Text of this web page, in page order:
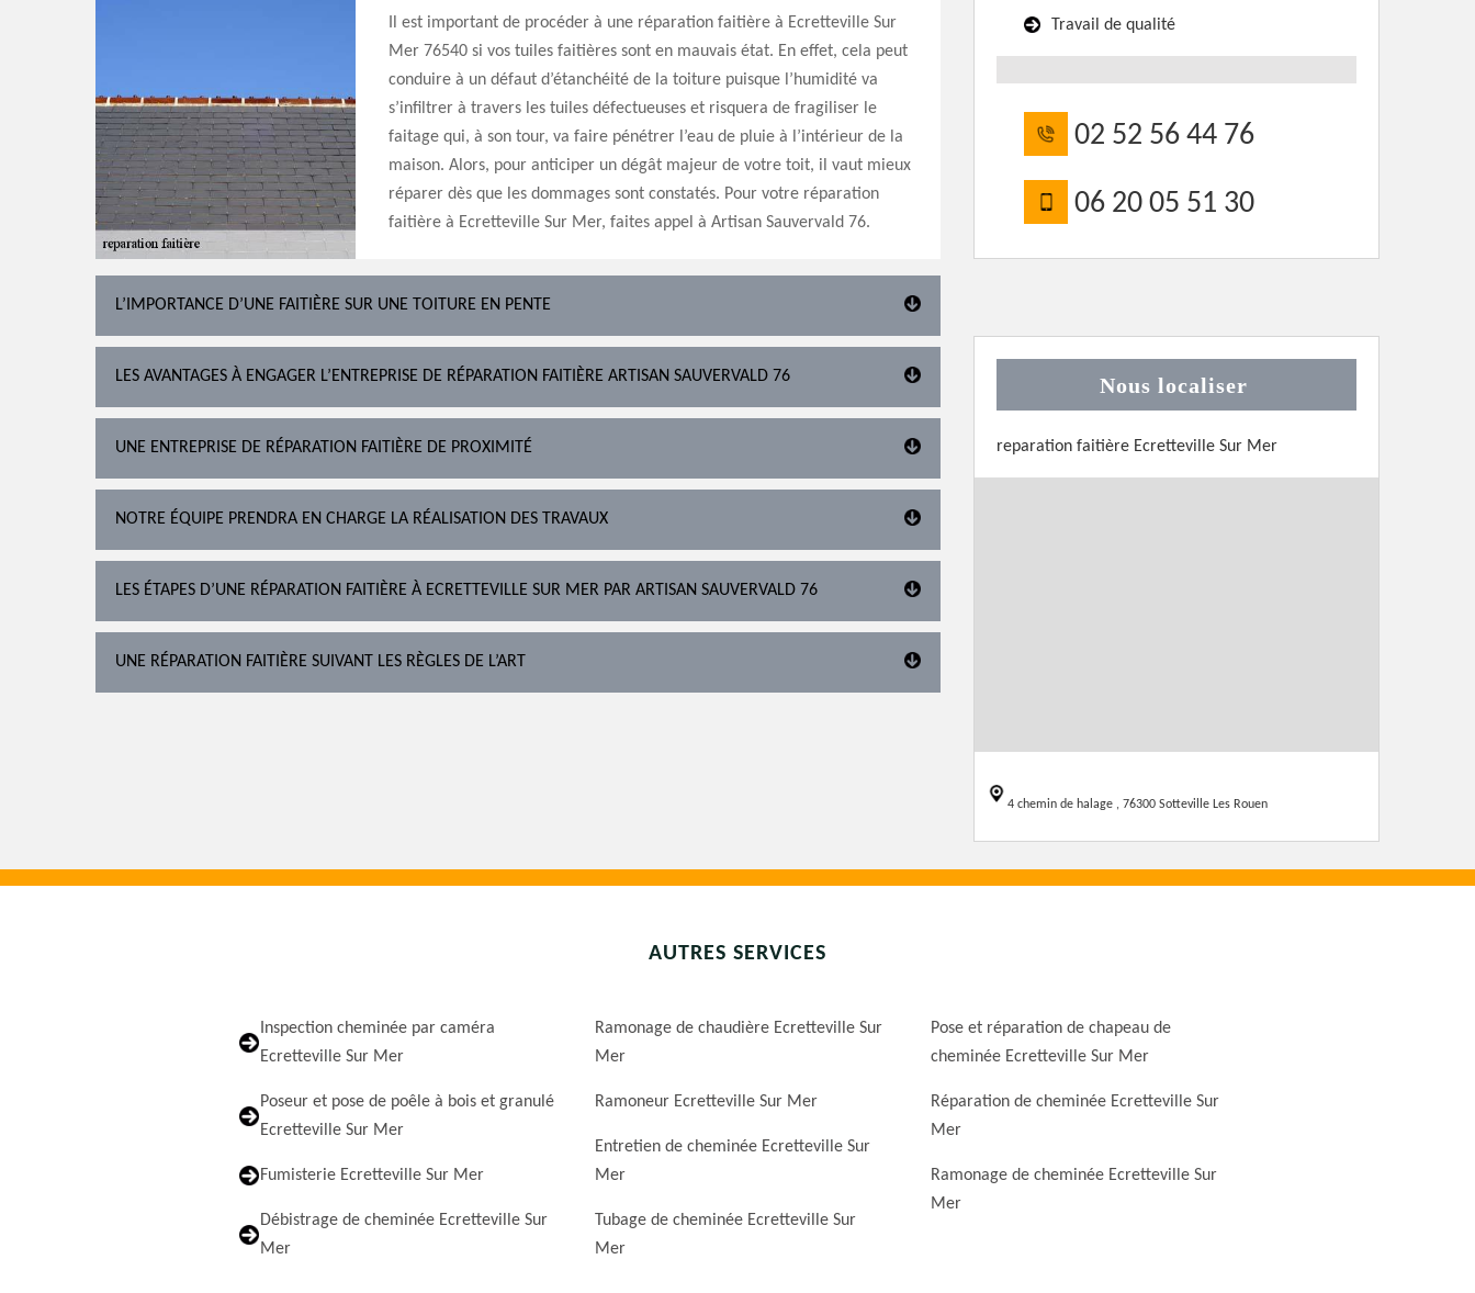
Il est important de procéder à une réparation faitière à Ecretteville Sur
Mer 76540 si vos tuiles faitières sont en mauvais état. En effet, cela peut
conduire à un défaut d’étanchéité de la toiture puisque l’humidité va
s’infiltrer à travers les tuiles défectueuses et risquera de fragiliser le
faitage qui, à son tour, va faire pénétrer l’eau de pluie à l’intérieur de la
maison. Alors, pour anticiper un dégât majeur de votre toit, il vaut mieux
réparer dès que les dommages sont constatés. Pour votre réparation
faitière à Ecretteville Sur Mer, faites appel à Artisan Sauvervald 76.
L’IMPORTANCE D’UNE FAITIÈRE SUR UNE TOITURE EN PENTE
LES AVANTAGES À ENGAGER L’ENTREPRISE DE RÉPARATION FAITIÈRE ARTISAN SAUVERVALD 76
UNE ENTREPRISE DE RÉPARATION FAITIÈRE DE PROXIMITÉ
NOTRE ÉQUIPE PRENDRA EN CHARGE LA RÉALISATION DES TRAVAUX
LES ÉTAPES D’UNE RÉPARATION FAITIÈRE À ECRETTEVILLE SUR MER PAR ARTISAN SAUVERVALD 76
UNE RÉPARATION FAITIÈRE SUIVANT LES RÈGLES DE L’ART
Travail de qualité
02 52 56 44 76
06 20 05 51 30
Nous localiser
reparation faitière Ecretteville Sur Mer
4 chemin de halage , 76300 Sotteville Les Rouen
AUTRES SERVICES
Inspection cheminée par caméra
Ecretteville Sur Mer
Poseur et pose de poêle à bois et granulé
Ecretteville Sur Mer
Fumisterie Ecretteville Sur Mer
Débistrage de cheminée Ecretteville Sur
Mer
Ramonage de chaudière Ecretteville Sur
Mer
Ramoneur Ecretteville Sur Mer
Entretien de cheminée Ecretteville Sur
Mer
Tubage de cheminée Ecretteville Sur
Mer
Pose et réparation de chapeau de
cheminée Ecretteville Sur Mer
Réparation de cheminée Ecretteville Sur
Mer
Ramonage de cheminée Ecretteville Sur
Mer